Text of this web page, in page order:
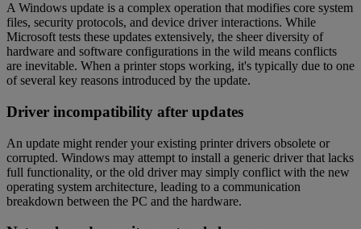
A Windows update is a complex operation that modifies core system
files, security protocols, and device driver interactions. While
Microsoft tests these updates extensively, the sheer diversity of
hardware and software configurations in the wild means conflicts
are inevitable. When a printer stops working, it's typically due to one
of several key reasons introduced by the update.
Driver incompatibility after updates
An update might render your existing printer drivers obsolete or
corrupted. Windows may attempt to install a generic driver that lacks
full functionality, or the old driver may simply conflict with the new
operating system architecture, leading to a communication
breakdown between the PC and the hardware.